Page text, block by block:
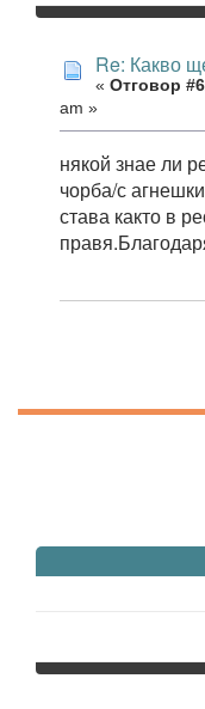
Re: Какво
« Отговор
am »
някой знае ли
чорба/с
става както в